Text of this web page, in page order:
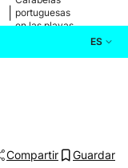
portuguesas
en las playas
ES
Compartir Guardar